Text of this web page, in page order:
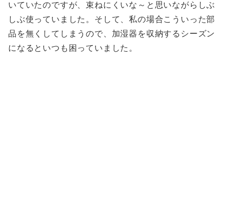
いていたのですが、束ねにくいな～と思いながらしぶ
しぶ使っていました。そして、私の場合こういった部
品を無くしてしまうので、加湿器を収納するシーズン
になるといつも困っていました。